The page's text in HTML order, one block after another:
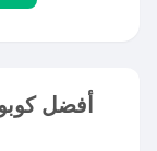
أفضل